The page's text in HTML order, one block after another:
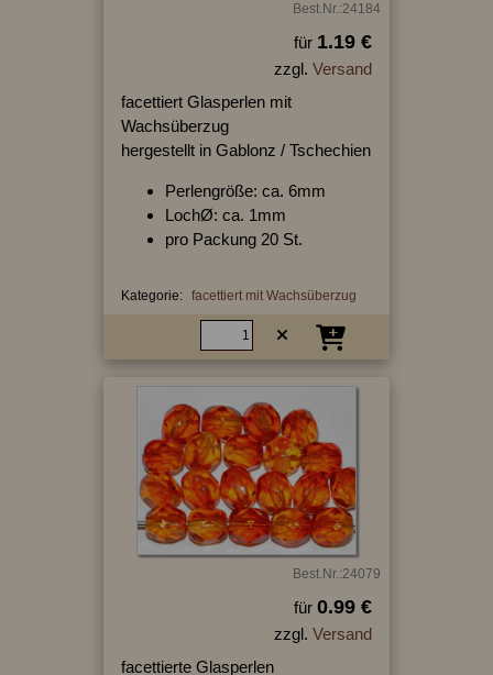
Best.Nr.:24184
für 1.19 €
zzgl. Versand
facettiert Glasperlen mit
Wachsüberzug
hergestellt in Gablonz / Tschechien
Perlengröße: ca. 6mm
LochØ: ca. 1mm
pro Packung 20 St.
Kategorie: facettiert mit Wachsüberzug
Best.Nr.:24079
für 0.99 €
zzgl. Versand
facettierte Glasperlen